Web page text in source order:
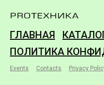
ГЛАВНАЯ
ПОЛИТИКА
Events Contacts Privacy